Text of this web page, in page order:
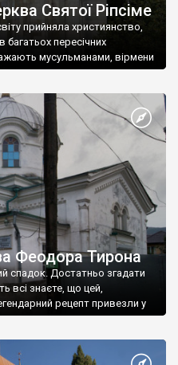
Святої Ріпсіме
прийняла християнство,
багатьох пересічних
мусульманами, вірмени
Феодора Тирона
спадок. Достатньо згадати
всі знаєте, що цей,
рецепт привезли у